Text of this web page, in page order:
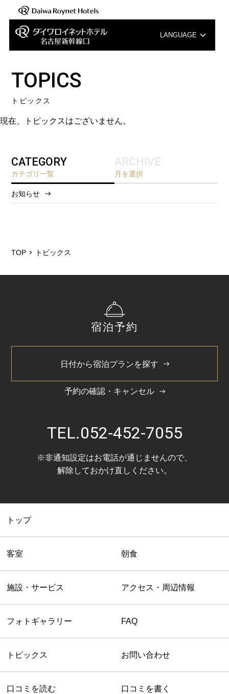
LANGUAGE
TOPICS
トピックス
現在、トピックスはございません。
CATEGORY
カテゴリ一覧
お知らせ
ARCHIVE
月を選択
2026/3
2024/5
TOP トピックス
宿泊予約
日付から宿泊プランを探す
予約の確認・キャンセル
TEL.052-452-7055
※非通知設定はお電話が通じませんので、
解除しておかけ直しください。
トップ
客室 朝食
施設・サービス アクセス・周辺情報
フォトギャラリー FAQ
トピックス お問い合わせ
口コミを読む 口コミを書く